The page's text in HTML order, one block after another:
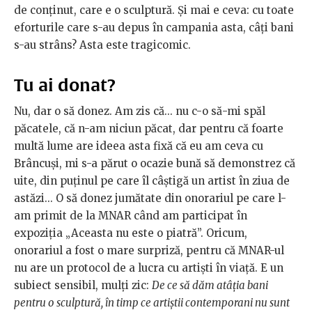
de conținut, care e o sculptură. Și mai e ceva: cu toate
eforturile care s-au depus în campania asta, câți bani
s-au strâns? Asta este tragicomic.
Tu ai donat?
Nu, dar o să donez. Am zis că... nu c-o să-mi spăl
păcatele, că n-am niciun păcat, dar pentru că foarte
multă lume are ideea asta fixă că eu am ceva cu
Brâncuși, mi s-a părut o ocazie bună să demonstrez că
uite, din puținul pe care îl câștigă un artist în ziua de
astăzi... O să donez jumătate din onorariul pe care l-
am primit de la MNAR când am participat în
expoziția „Aceasta nu este o piatră”. Oricum,
onorariul a fost o mare surpriză, pentru că MNAR-ul
nu are un protocol de a lucra cu artiști în viață. E un
subiect sensibil, mulți zic: De ce să dăm atâția bani
pentru o sculptură, în timp ce artiștii contemporani nu sunt